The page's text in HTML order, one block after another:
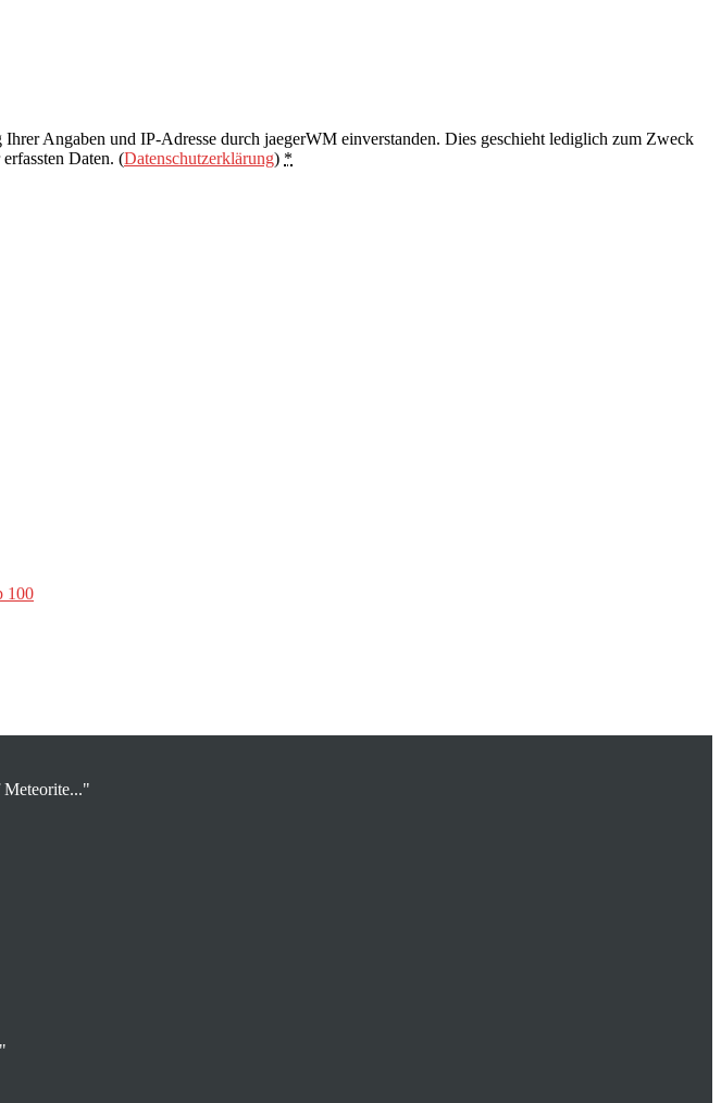
Angaben und IP-Adresse durch jaegerWM einverstanden. Dies geschieht lediglich zum Zweck
Daten. (Datenschutzerklärung) *
100